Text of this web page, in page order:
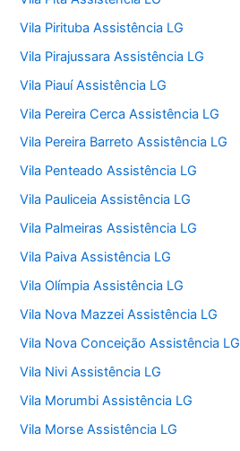
Vila Pirituba Assistência LG
Vila Pirajussara Assistência LG
Vila Piauí Assistência LG
Vila Pereira Cerca Assistência LG
Vila Pereira Barreto Assistência LG
Vila Penteado Assistência LG
Vila Pauliceia Assistência LG
Vila Palmeiras Assistência LG
Vila Paiva Assistência LG
Vila Olímpia Assistência LG
Vila Nova Mazzei Assistência LG
Vila Nova Conceição Assistência LG
Vila Nivi Assistência LG
Vila Morumbi Assistência LG
Vila Morse Assistência LG